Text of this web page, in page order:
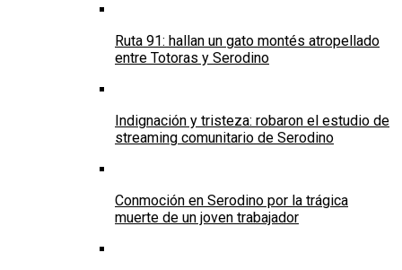
Ruta 91: hallan un gato montés atropellado
entre Totoras y Serodino
Indignación y tristeza: robaron el estudio de
streaming comunitario de Serodino
Conmoción en Serodino por la trágica
muerte de un joven trabajador